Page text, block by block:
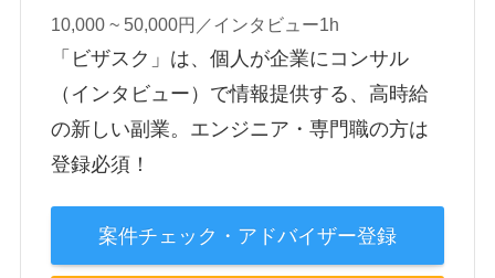
10,000 ~ 50,000円／インタビュー1h
「ビザスク」は、個人が企業にコンサル
（インタビュー）で情報提供する、高時給
の新しい副業。エンジニア・専門職の方は
登録必須！
案件チェック・アドバイザー登録